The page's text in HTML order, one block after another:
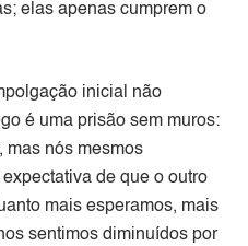
elas apenas cumprem o
inicial não
é uma prisão sem muros:
mas nós mesmos
de que o outro
mais esperamos, mais
sentimos diminuídos por